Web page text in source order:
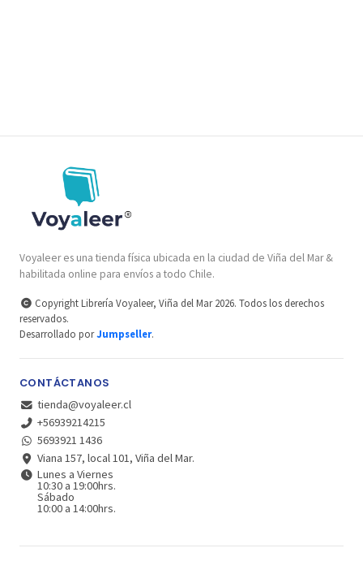
Voyaleer es una tienda física ubicada en la ciudad de Viña del Mar &
habilitada online para envíos a todo Chile.
Copyright Librería Voyaleer, Viña del Mar 2026. Todos los derechos
reservados.
Desarrollado porJumpseller.
CONTÁCTANOS
tienda@voyaleer.cl
+56939214215
5693921 1436
Viana 157, local 101, Viña del Mar.
Lunes a Viernes
10:30 a 19:00hrs.
Sábado
10:00 a 14:00hrs.